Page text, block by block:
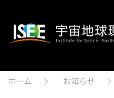
ホーム お知らせ